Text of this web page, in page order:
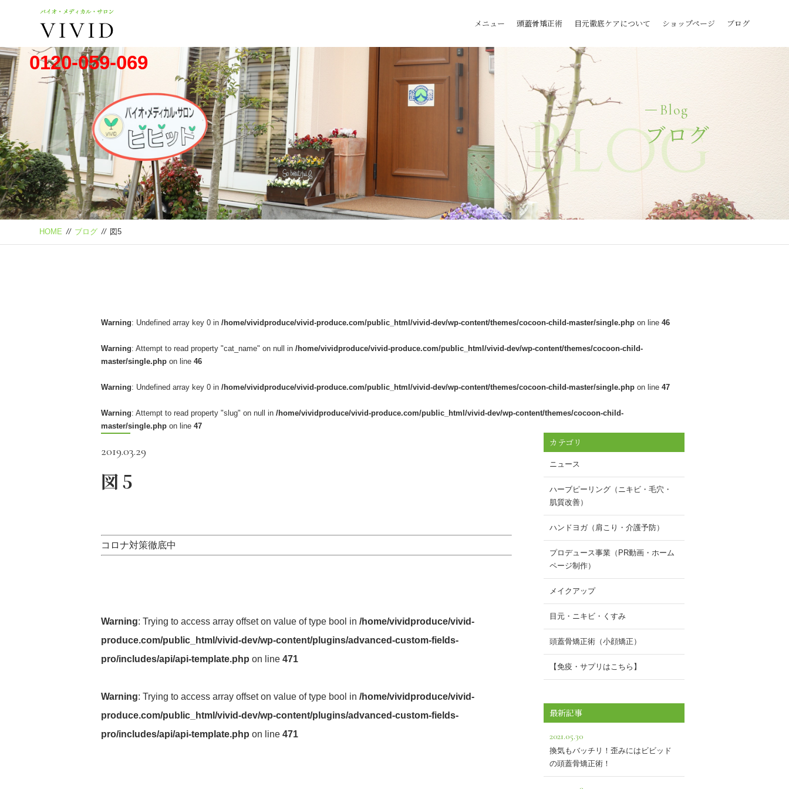
0120-059-069
メニュー 頭蓋骨矯正術 目元徹底ケアについて ショップページ ブログ
Blog
ブログ
Blog
HOME // ブログ // 図5
Warning: Undefined array key 0 in /home/vividproduce/vivid-produce.com/public_html/vivid-dev/wp-content/themes/cocoon-child-master/single.php on line 46
Warning: Attempt to read property "cat_name" on null in /home/vividproduce/vivid-produce.com/public_html/vivid-dev/wp-content/themes/cocoon-child-
master/single.php on line 46
Warning: Undefined array key 0 in /home/vividproduce/vivid-produce.com/public_html/vivid-dev/wp-content/themes/cocoon-child-master/single.php on line 47
Warning: Attempt to read property "slug" on null in /home/vividproduce/vivid-produce.com/public_html/vivid-dev/wp-content/themes/cocoon-child-
master/single.php on line 47
2019.03.29
図5
コロナ対策徹底中
Warning: Trying to access array offset on value of type bool in /home/vividproduce/vivid-
produce.com/public_html/vivid-dev/wp-content/plugins/advanced-custom-fields-
pro/includes/api/api-template.php on line 471
Warning: Trying to access array offset on value of type bool in /home/vividproduce/vivid-
produce.com/public_html/vivid-dev/wp-content/plugins/advanced-custom-fields-
pro/includes/api/api-template.php on line 471
カテゴリ
ニュース
ハーブピーリング（ニキビ・毛穴・
肌質改善）
ハンドヨガ（肩こり・介護予防）
プロデュース事業（PR動画・ホーム
ページ制作）
メイクアップ
目元・ニキビ・くすみ
頭蓋骨矯正術（小顔矯正）
【免疫・サプリはこちら】
最新記事
2021.05.30
換気もバッチリ！歪みにはビビッド
の頭蓋骨矯正術！